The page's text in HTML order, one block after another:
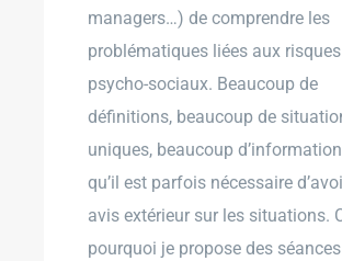
managers…) de comprendre les
problématiques liées aux risques
psycho-sociaux. Beaucoup de
définitions, beaucoup de
uniques, beaucoup
qu’il est parfois nécessaire
avis extérieur sur les situations.
pourquoi je propose des